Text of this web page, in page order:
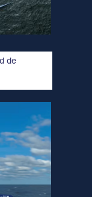
de